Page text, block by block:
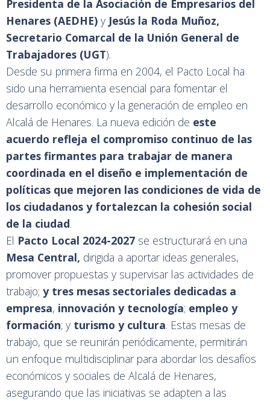
Presidenta de la Asociación de Empresarios del
Henares (AEDHE) y Jesús la Roda Muñoz,
Secretario Comarcal de la Unión General de
Trabajadores (UGT).
Desde su primera firma en 2004, el Pacto Local ha
sido una herramienta esencial para fomentar el
desarrollo económico y la generación de empleo en
Alcalá de Henares. La nueva edición de este
acuerdo refleja el compromiso continuo de las
partes firmantes para trabajar de manera
coordinada en el diseño e implementación de
políticas que mejoren las condiciones de vida de
los ciudadanos y fortalezcan la cohesión social
de la ciudad.
El Pacto Local 2024-2027 se estructurará en una
Mesa Central, dirigida a aportar ideas generales,
promover propuestas y supervisar las actividades de
trabajo; y tres mesas sectoriales dedicadas a
empresa, innovación y tecnología; empleo y
formación; y turismo y cultura. Estas mesas de
trabajo, que se reunirán periódicamente, permitirán
un enfoque multidisciplinar para abordar los desafíos
económicos y sociales de Alcalá de Henares,
asegurando que las iniciativas se adapten a las